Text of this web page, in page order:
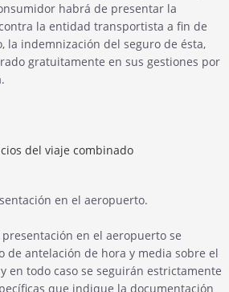
habrá de presentar la
la entidad transportista a fin de
la indemnización del seguro de ésta,
gratuitamente en sus gestiones por
del viaje combinado
en el aeropuerto.
en el aeropuerto se
de antelación de hora y media sobre el
en todo caso se seguirán estrictamente
que indique la documentación